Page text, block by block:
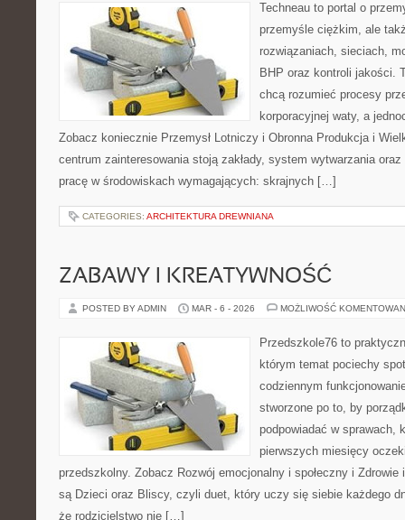
Techneau to portal o
przemyśle ciężkim, ale
rozwiązaniach, sieciach,
BHP oraz kontroli jakości.
chcą rozumieć procesy
korporacyjnej waty, a
Zobacz koniecznie Przemysł Lotniczy i Obronna Produkcja i
centrum zainteresowania stoją zakłady, system wytwarzania
pracę w środowiskach wymagających: skrajnych […]
CATEGORIES: ARCHITEKTURA DREWNIANA
ZABAWY I KREATYWNOŚĆ
POSTED BY ADMIN MAR - 6 - 2026 MOŻLIWOŚĆ
Przedszkole76 to
którym temat pociechy
codziennym
stworzone po to, by
podpowiadać w sprawach,
pierwszych miesięcy
przedszkolny. Zobacz Rozwój emocjonalny i społeczny i
są Dzieci oraz Bliscy, czyli duet, który uczy się siebie każdego
że rodzicielstwo nie […]